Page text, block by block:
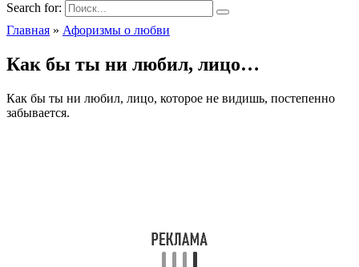
Search for:
Главная » Афоризмы о любви
Как бы ты ни любил, лицо…
Как бы ты ни любил, лицо, которое не видишь, постепенно
забывается.